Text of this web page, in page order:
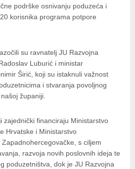
podrške osnivanju poduzeća i
korisnika programa potpore
su ravnatelj JU Razvojna
Luburić i ministar
Širić, koji su istaknuli važnost
i stvaranja povoljnog
županiji.
zajednički financiraju Ministarstvo
Hrvatske i Ministarstvo
s ciljem
razvoja novih poslovnih ideja te
poduzetništva, dok je JU Razvojna